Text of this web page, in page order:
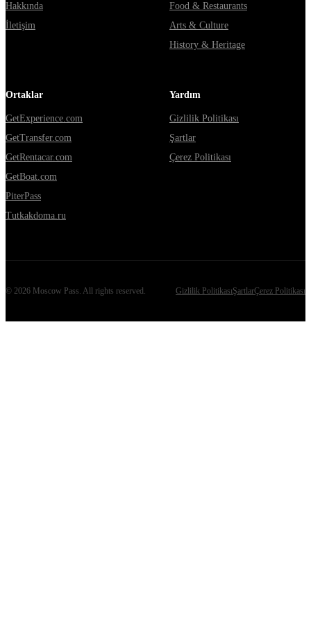
Hakkında
İletişim
Food & Restaurants
Arts & Culture
History & Heritage
Ortaklar
GetExperience.com
GetTransfer.com
GetRentacar.com
GetBoat.com
PiterPass
Tutkakdoma.ru
Yardım
Gizlilik Politikası
Şartlar
Çerez Politikası
© 2026 Moscow Pass . All rights reserved. Gizlilik PolitikasıŞartlarÇerez Politikası